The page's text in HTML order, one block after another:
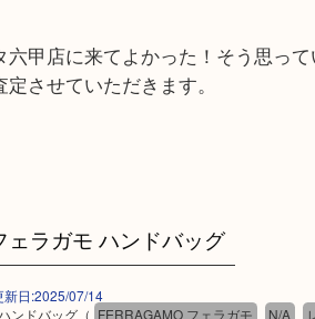
歓迎☆
は年々増加傾向です。
が値段つくかわからない…